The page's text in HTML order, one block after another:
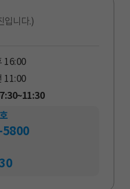
입니다.)
16:00
11:00
5800